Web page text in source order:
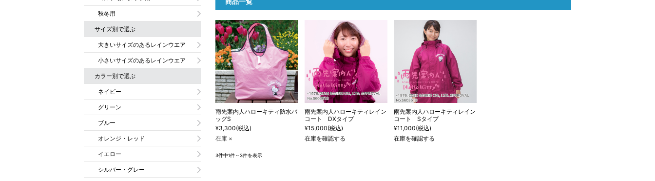
雨先案内人ハローキティ防水バ
ッグS
¥3,300(税込)
在庫 ×
雨先案内人ハローキティレイン
コート DXタイプ
¥15,000(税込)
在庫を確認する
雨先案内人ハローキティレイン
コート Sタイプ
¥11,000(税込)
在庫を確認する
3件中1件～3件を表示
秋冬用
サイズ別で選ぶ
大きいサイズのあるレインウエア
小さいサイズのあるレインウエア
カラー別で選ぶ
ネイビー
グリーン
ブルー
オレンジ・レッド
イエロー
シルバー・グレー